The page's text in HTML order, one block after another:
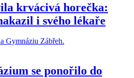
krvácivá horečka:
i svého lékaře
se ponořilo do